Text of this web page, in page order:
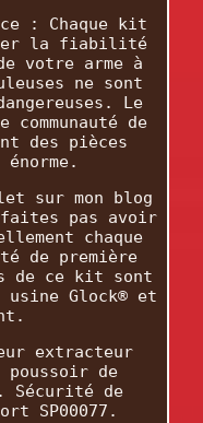
: Chaque kit
la fiabilité
votre arme à
ne sont
Le
de
des pièces
sur mon blog
faites pas avoir
chaque
de première
de ce kit sont
Glock® et
extracteur
poussoir de
Sécurité de
SP00077.